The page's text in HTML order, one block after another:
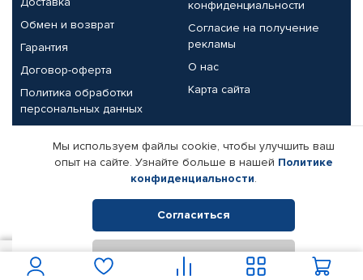
Обмен и возврат
Гарантия
Договор-оферта
Политика обработки
персональных данных
конфиденциальности
Согласие на получение
рекламы
О нас
Карта сайта
Партнерам
Корпоративным клиентам
Поставщикам
Реквизиты компании
© КАМАЗ ЦЕНТР ДОНЕЦК, 2015-2026. Все права защищены.
Интернет-магазин автомобильных товаров Автопрофи.
Мы используем файлы cookie, чтобы улучшить ваш
опыт на сайте. Узнайте больше в нашей Политике
конфиденциальности.
Согласиться
Отклонить
В корзину